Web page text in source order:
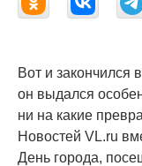
Вот и закончился
он выдался
ни на какие
Новостей VL.ru
День города,